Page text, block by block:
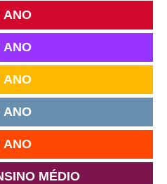
ANO
ANO
ANO
ANO
ANO
MÉDIO